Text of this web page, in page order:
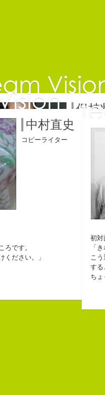
保持
コピーラ
介ジェネレーターというサイトがある
ゃっ保持壮太郎っていいます。
は「保持壮太郎ピーナッツ」って呼ば
かって言うと前にピーナッツを皆に一粒
、皆は喜んでなかったけどね。
ッツ最高！落花生なんて呼ぶなっつー
だけどたぶんいいヤツだ。もっとこんな
中村直史
コピーライター
ろです。
ください。」
初対
「
こ
する
ち